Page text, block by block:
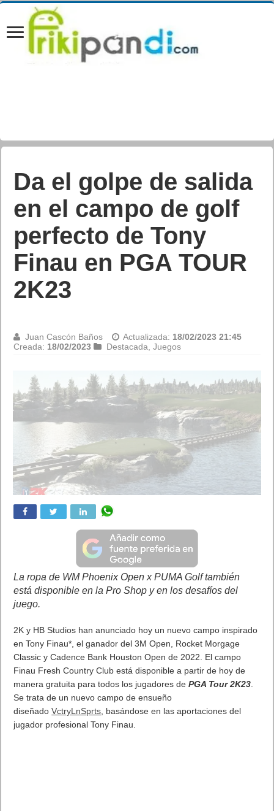
Da el golpe de salida
en el campo de golf
perfecto de Tony
Finau en PGA TOUR
2K23
Juan Cascón Baños Actualizada: 18/02/2023 21:45
Creada: 18/02/2023 Destacada ,Juegos
La ropa de WM Phoenix Open x PUMA Golf también
está disponible en la Pro Shop y en los desafíos del
juego.
2K y HB Studios han anunciado hoy un nuevo campo inspirado
en Tony Finau*, el ganador del 3M Open, Rocket Morgage
Classic y Cadence Bank Houston Open de 2022. El campo
Finau Fresh Country Club está disponible a partir de hoy de
manera gratuita para todos los jugadores dePGA Tour 2K23.
Se trata de un nuevo campo de ensueño
diseñadoVctryLnSprts, basándose en las aportaciones del
jugador profesional Tony Finau.